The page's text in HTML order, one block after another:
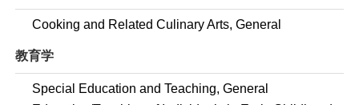
Cooking and Related Culinary Arts, General
教育学
Special Education and Teaching, General